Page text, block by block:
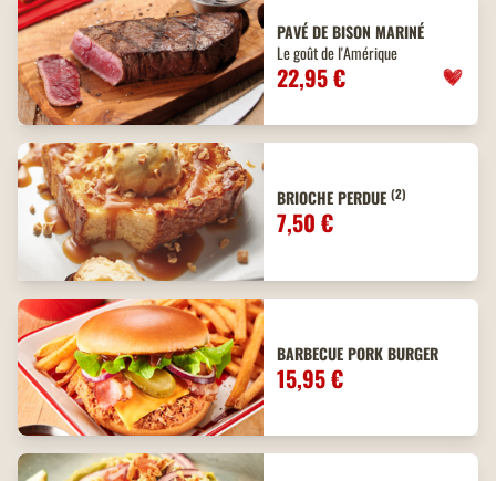
PAVÉ DE BISON MARINÉ
Le goût de l'Amérique
22,95 €
BRIOCHE PERDUE (2)
7,50 €
BARBECUE PORK BURGER
15,95 €